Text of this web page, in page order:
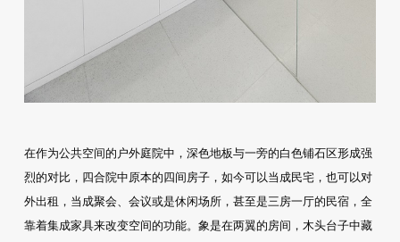
在作为公共空间的户外庭院中，深色地板与一旁的白色铺石区形成强
烈的对比，四合院中原本的四间房子，如今可以当成民宅，也可以对
外出租，当成聚会、会议或是休闲场所，甚至是三房一厅的民宿，全
靠着集成家具来改变空间的功能。象是在两翼的房间，木头台子中藏